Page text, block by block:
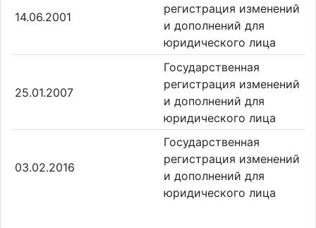
14.06.2001
регистрация изменений
и дополнений для
юридического лица
25.01.2007
Государственная
регистрация изменений
и дополнений для
юридического лица
03.02.2016
Государственная
регистрация изменений
и дополнений для
юридического лица